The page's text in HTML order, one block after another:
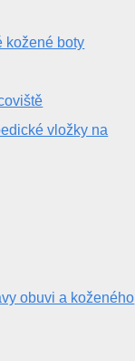
kožené boty
vložky na
obuvi a koženého